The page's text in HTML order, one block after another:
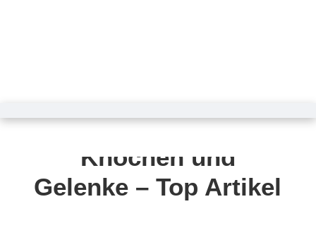
MAGAZIN
Knochen und
Gelenke – Top Artikel